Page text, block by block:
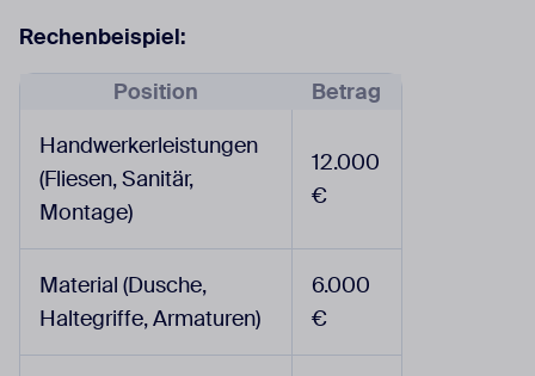
Rechenbeispiel:
Position
Betrag
Handwerkerleistungen
(Fliesen, Sanitär,
Montage)
12.000
€
Material (Dusche,
Haltegriffe, Armaturen)
6.000
€